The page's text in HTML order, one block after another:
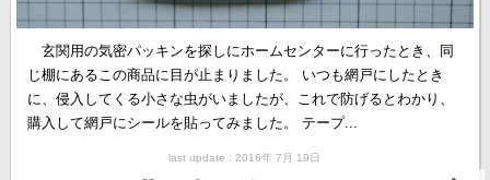
玄関用の気密パッキンを探しにホームセンターに行ったとき、同
じ棚にあるこの商品に目が止まりました。 いつも網戸にしたとき
に、侵入してくる小さな虫がいましたが、これで防げるとわかり、
購入して網戸にシールを貼ってみました。 テープ...
last update : 2016年 7月 19日